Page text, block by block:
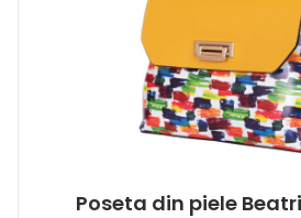
Poseta din piele